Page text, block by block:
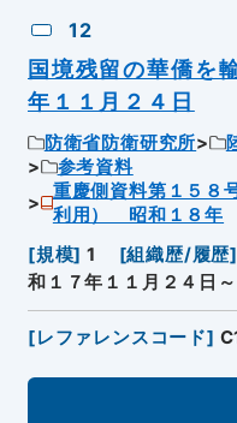
12
国境残留の華僑
年１１月２４日
防衛省防衛研究所
参考資料
重慶側資料第１５
利用） 昭和１８年
[規模] 1 [組織歴/履歴]
和１７年１１月２４日
[レファレンスコード]